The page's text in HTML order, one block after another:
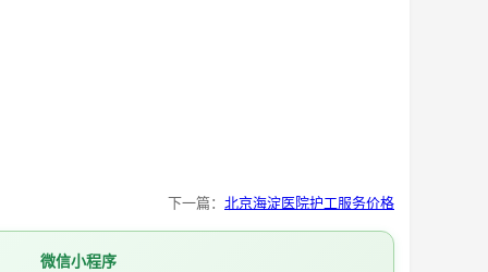
下一篇： 北京海淀医院护工服务价格
微信小程序